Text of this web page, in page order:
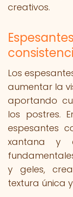
creativos.
Los
aumentar la
aportando
los postres.
espesantes
xantana y
y geles,
textura única